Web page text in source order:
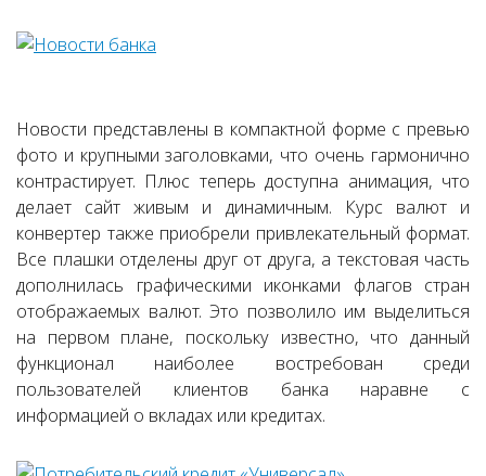
Новости представлены в компактной форме с превью
фото и крупными заголовками, что очень гармонично
контрастирует. Плюс теперь доступна анимация, что
делает сайт живым и динамичным. Курс валют и
конвертер также приобрели привлекательный формат.
Все плашки отделены друг от друга, а текстовая часть
дополнилась графическими иконками флагов стран
отображаемых валют. Это позволило им выделиться
на первом плане, поскольку известно, что данный
функционал наиболее востребован среди
пользователей клиентов банка наравне с
информацией о вкладах или кредитах.